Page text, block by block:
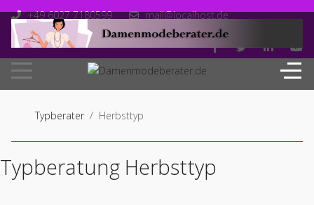
+49 6027 7180599
mail@localhost.de
Mo-Fr: 10.00 - 18.00
Typberater Herbsttyp
Typberatung Herbsttyp